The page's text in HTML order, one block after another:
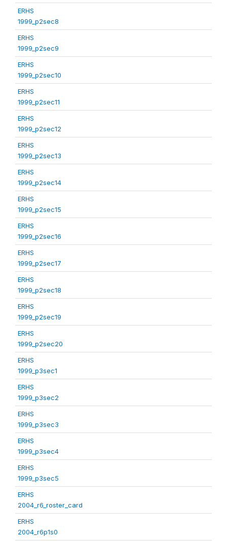
ERHS
1999_p2sec8
ERHS
1999_p2sec9
ERHS
1999_p2sec10
ERHS
1999_p2sec11
ERHS
1999_p2sec12
ERHS
1999_p2sec13
ERHS
1999_p2sec14
ERHS
1999_p2sec15
ERHS
1999_p2sec16
ERHS
1999_p2sec17
ERHS
1999_p2sec18
ERHS
1999_p2sec19
ERHS
1999_p2sec20
ERHS
1999_p3sec1
ERHS
1999_p3sec2
ERHS
1999_p3sec3
ERHS
1999_p3sec4
ERHS
1999_p3sec5
ERHS
2004_r6_roster_card
ERHS
2004_r6p1s0